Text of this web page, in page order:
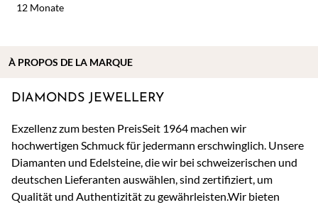
12 Monate
DIAMONDS JEWELLERY
Exzellenz zum besten PreisSeit 1964 machen wir
hochwertigen Schmuck für jedermann erschwinglich. Unsere
Diamanten und Edelsteine, die wir bei schweizerischen und
deutschen Lieferanten auswählen, sind zertifiziert, um
Qualität und Authentizität zu gewährleisten.Wir bieten
À PROPOS DE LA MARQUE